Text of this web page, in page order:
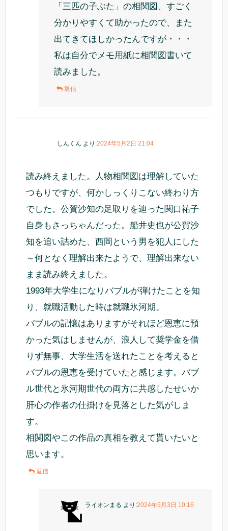
「三匹の子ぶた」の相関図、すごく
分かりやすくて助かったので、また
出てきてほしかったんですが・・・
私は自分でメモ用紙に相関図書いて
読みました。
返信
しんくん より:2024年5月2日 21:04
読み終えました。人物相関図は理解していた
つもりですが、何かしっくりこない終わり方
でした。公賀沙知の足取りを辿った関口祐子
自身もさっちゃんだった。船井史也が公賀沙
知を追い詰めた、西岡という男を犯人にした
～何となく理解出来たようで、理解出来ない
まま読み終えました。
1993年大学生になりバブルが弾けたことを知
り、就職活動した時は就職氷河期。
バブルの記憶はありますがそれほど恩恵に預
かった気はしませんが、浪人して奨学金を借
りず無事、大学生活を送れたことを考えると
バブルの恩恵を受けていたと感じます。バブ
ル世代と氷河期世代の両方に共感したせいか
肝心の作者の仕掛けを見落とした気がしま
す。
相関図やこの作品の真相を教えて貰いたいと
思います。
返信
ライオンまる より:2024年5月3日 10:16